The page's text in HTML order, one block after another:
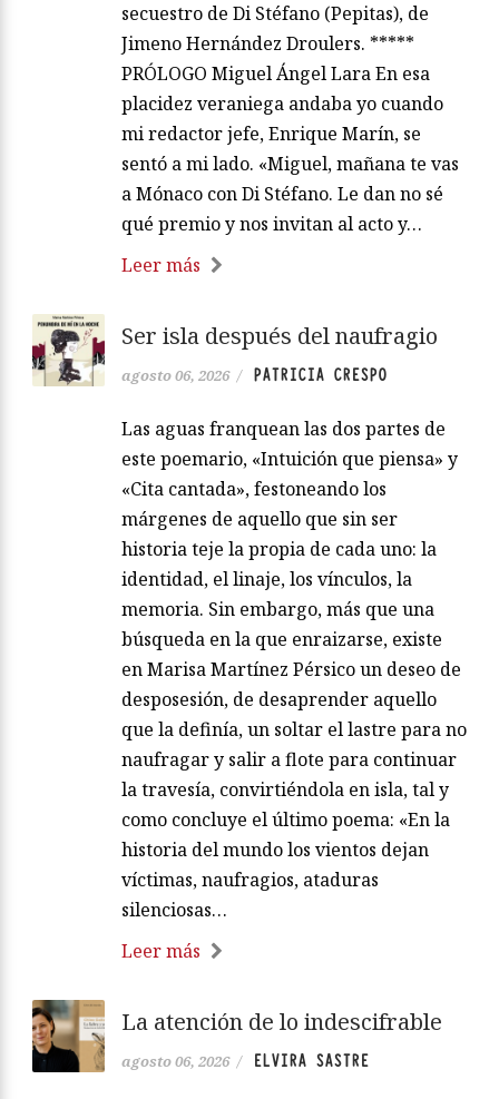
secuestro de Di Stéfano (Pepitas), de
Jimeno Hernández Droulers. *****
PRÓLOGO Miguel Ángel Lara En esa
placidez veraniega andaba yo cuando
mi redactor jefe, Enrique Marín, se
sentó a mi lado. «Miguel, mañana te vas
a Mónaco con Di Stéfano. Le dan no sé
qué premio y nos invitan al acto y…
Leer más
Ser isla después del naufragio
agosto 06, 2026 / PATRICIA CRESPO
Las aguas franquean las dos partes de
este poemario, «Intuición que piensa» y
«Cita cantada», festoneando los
márgenes de aquello que sin ser
historia teje la propia de cada uno: la
identidad, el linaje, los vínculos, la
memoria. Sin embargo, más que una
búsqueda en la que enraizarse, existe
en Marisa Martínez Pérsico un deseo de
desposesión, de desaprender aquello
que la definía, un soltar el lastre para no
naufragar y salir a flote para continuar
la travesía, convirtiéndola en isla, tal y
como concluye el último poema: «En la
historia del mundo los vientos dejan
víctimas, naufragios, ataduras
silenciosas…
Leer más
La atención de lo indescifrable
agosto 06, 2026 / ELVIRA SASTRE